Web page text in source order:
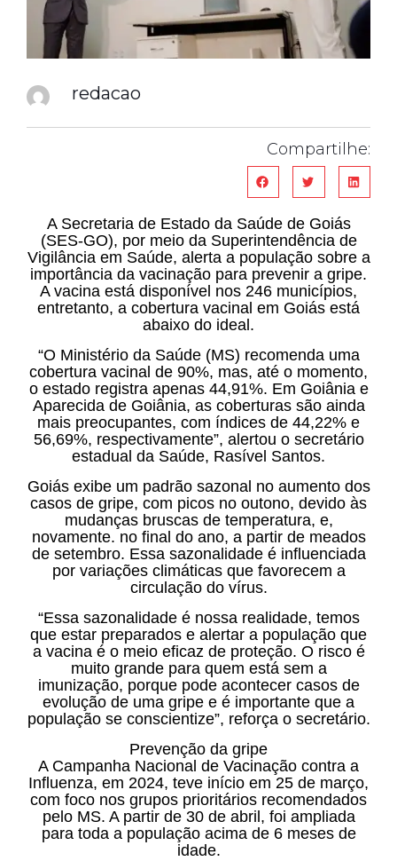
redacao
Compartilhe:
A Secretaria de Estado da Saúde de Goiás
(SES-GO), por meio da Superintendência de
Vigilância em Saúde, alerta a população sobre a
importância da vacinação para prevenir a gripe.
A vacina está disponível nos 246 municípios,
entretanto, a cobertura vacinal em Goiás está
abaixo do ideal.
“O Ministério da Saúde (MS) recomenda uma
cobertura vacinal de 90%, mas, até o momento,
o estado registra apenas 44,91%. Em Goiânia e
Aparecida de Goiânia, as coberturas são ainda
mais preocupantes, com índices de 44,22% e
56,69%, respectivamente”, alertou o secretário
estadual da Saúde, Rasível Santos.
Goiás exibe um padrão sazonal no aumento dos
casos de gripe, com picos no outono, devido às
mudanças bruscas de temperatura, e,
novamente. no final do ano, a partir de meados
de setembro. Essa sazonalidade é influenciada
por variações climáticas que favorecem a
circulação do vírus.
“Essa sazonalidade é nossa realidade, temos
que estar preparados e alertar a população que
a vacina é o meio eficaz de proteção. O risco é
muito grande para quem está sem a
imunização, porque pode acontecer casos de
evolução de uma gripe e é importante que a
população se conscientize”, reforça o secretário.
Prevenção da gripe
A Campanha Nacional de Vacinação contra a
Influenza, em 2024, teve início em 25 de março,
com foco nos grupos prioritários recomendados
pelo MS. A partir de 30 de abril, foi ampliada
para toda a população acima de 6 meses de
idade.